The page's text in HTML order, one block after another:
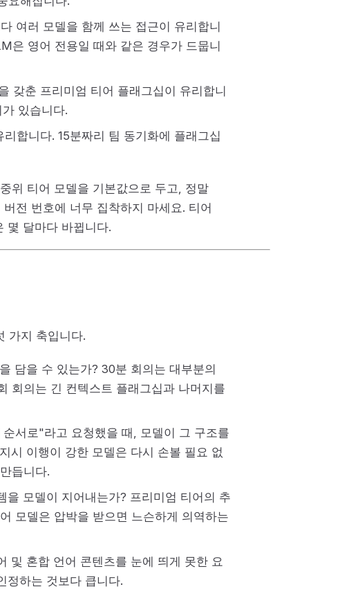
여러 모델을 함께 쓰는 접근이 유리합니
은 영어 전용일 때와 같은 경우가 드뭅니
갖춘 프리미엄 티어 플래그십이 유리합니
있습니다.
합니다. 15분짜리 팀 동기화에 플래그십
위 티어 모델을 기본값으로 두고, 정말
전 번호에 너무 집착하지 마세요. 티어
몇 달마다 바뀝니다.
가지 축입니다.
담을 수 있는가? 30분 회의는 대부분의
회의는 긴 컨텍스트 플래그십과 나머지를
서로"라고 요청했을 때, 모델이 그 구조를
시 이행이 강한 모델은 다시 손볼 필요 없
듭니다.
모델이 지어내는가? 프리미엄 티어의 추
모델은 압박을 받으면 느슨하게 의역하는
및 혼합 언어 콘텐츠를 눈에 띄게 못한 요
정하는 것보다 큽니다.